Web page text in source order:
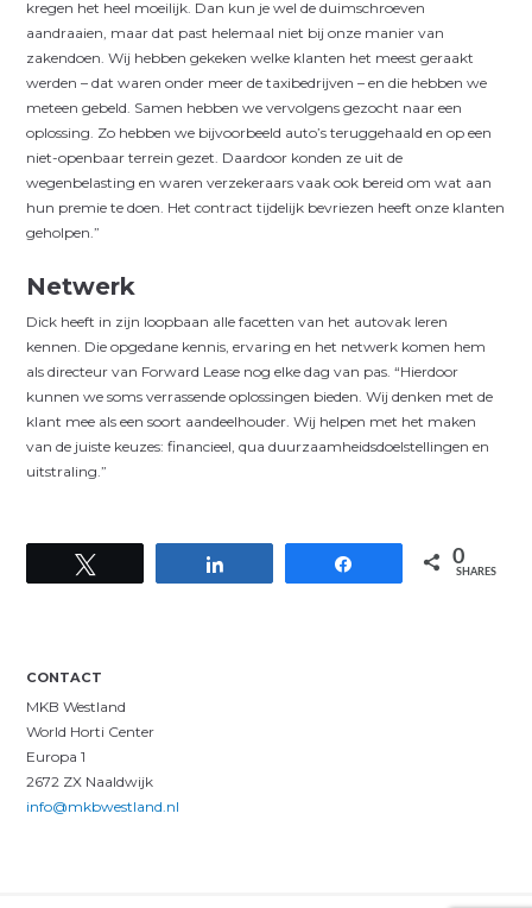
kregen het heel moeilijk. Dan kun je wel de duimschroeven
aandraaien, maar dat past helemaal niet bij onze manier van
zakendoen. Wij hebben gekeken welke klanten het meest geraakt
werden – dat waren onder meer de taxibedrijven – en die hebben we
meteen gebeld. Samen hebben we vervolgens gezocht naar een
oplossing. Zo hebben we bijvoorbeeld auto’s teruggehaald en op een
niet-openbaar terrein gezet. Daardoor konden ze uit de
wegenbelasting en waren verzekeraars vaak ook bereid om wat aan
hun premie te doen. Het contract tijdelijk bevriezen heeft onze klanten
geholpen.”
Netwerk
Dick heeft in zijn loopbaan alle facetten van het autovak leren
kennen. Die opgedane kennis, ervaring en het netwerk komen hem
als directeur van Forward Lease nog elke dag van pas. “Hierdoor
kunnen we soms verrassende oplossingen bieden. Wij denken met de
klant mee als een soort aandeelhouder. Wij helpen met het maken
van de juiste keuzes: financieel, qua duurzaamheidsdoelstellingen en
uitstraling.”
0
SHARES
CONTACT
MKB Westland
World Horti Center
Europa 1
2672 ZX Naaldwijk
info@mkbwestland.nl